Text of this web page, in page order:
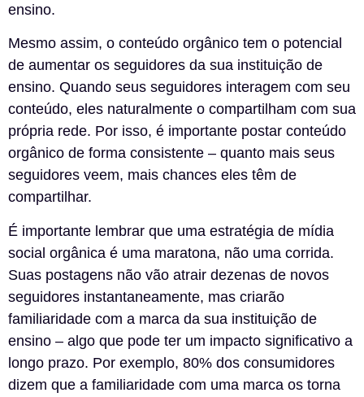
ensino.
Mesmo assim, o conteúdo orgânico tem o potencial
de aumentar os seguidores da sua instituição de
ensino. Quando seus seguidores interagem com seu
conteúdo, eles naturalmente o compartilham com sua
própria rede. Por isso, é importante postar conteúdo
orgânico de forma consistente – quanto mais seus
seguidores veem, mais chances eles têm de
compartilhar.
É importante lembrar que uma estratégia de mídia
social orgânica é uma maratona, não uma corrida.
Suas postagens não vão atrair dezenas de novos
seguidores instantaneamente, mas criarão
familiaridade com a marca da sua instituição de
ensino – algo que pode ter um impacto significativo a
longo prazo. Por exemplo, 80% dos consumidores
dizem que a familiaridade com uma marca os torna